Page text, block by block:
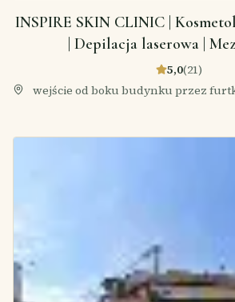
INSPIRE SKIN CLINIC |
| Depilacja laserowa |
5,0(21)
wejście od boku budynku przez